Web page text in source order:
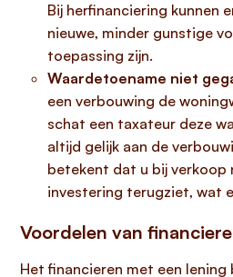
Bij herfinanciering kunnen
nieuwe, minder gunstige
toepassing zijn.
Waardetoename niet
een verbouwing de
schat een taxateur deze
altijd gelijk aan de
betekent dat u bij
investering terugziet, wat
Voordelen van
Het financieren met een